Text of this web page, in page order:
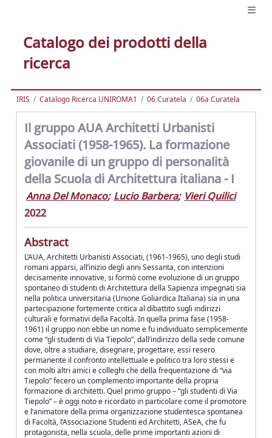
Catalogo dei prodotti della
ricerca
IRIS Catalogo Ricerca UNIROMA1 06 Curatela 06a Curatela
Il gruppo AUA Architetti Urbanisti
Associati (1958-1965). La formazione
giovanile di un gruppo di personalità
della Scuola di Architettura italiana - I
Anna Del Monaco; Lucio Barbera; Vieri Quilici
2022
Abstract
L’AUA, Architetti Urbanisti Associati, (1961-1965), uno degli studi
romani apparsi, all’inizio degli anni Sessanta, con intenzioni
decisamente innovative, si formò come evoluzione di un gruppo
spontaneo di studenti di Architettura della Sapienza impegnati sia
nella politica universitaria (Unione Goliardica Italiana) sia in una
partecipazione fortemente critica al dibattito sugli indirizzi
culturali e formativi della Facoltà. In quella prima fase (1958-
1961) il gruppo non ebbe un nome e fu individuato semplicemente
come “gli studenti di Via Tiepolo”, dall’indirizzo della sede comune
dove, oltre a studiare, disegnare, progettare, essi resero
permanente il confronto intellettuale e politico tra loro stessi e
con molti altri amici e colleghi che della frequentazione di “via
Tiepolo” fecero un complemento importante della propria
formazione di architetti. Quel primo gruppo – “gli studenti di Via
Tiepolo” – è oggi noto e ricordato in particolare come il promotore
e l’animatore della prima organizzazione studentesca spontanea
di Facoltà, l’Associazione Studenti ed Architetti, ASeA, che fu
protagonista, nella scuola, delle prime importanti azioni di